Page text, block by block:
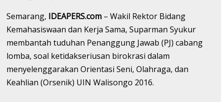
Semarang, IDEAPERS.com – Wakil Rektor Bidang
Kemahasiswaan dan Kerja Sama, Suparman Syukur
membantah tuduhan Penanggung Jawab (PJ) cabang
lomba, soal ketidakseriusan birokrasi dalam
menyelenggarakan Orientasi Seni, Olahraga, dan
Keahlian (Orsenik) UIN Walisongo 2016.